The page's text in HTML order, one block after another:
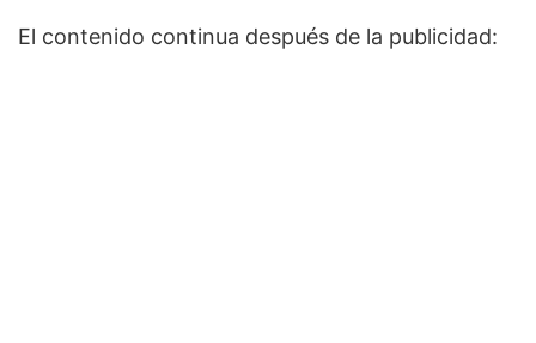
El contenido continua después de la publicidad: